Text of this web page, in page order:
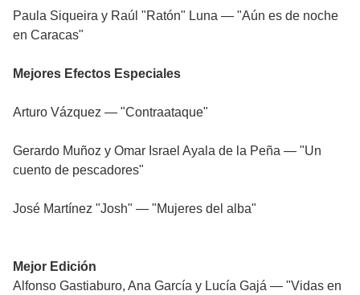
Paula Siqueira y Raúl "Ratón" Luna — "Aún es de noche
en Caracas"
Mejores Efectos Especiales
Arturo Vázquez — "Contraataque"
Gerardo Muñoz y Omar Israel Ayala de la Peña — "Un
cuento de pescadores"
José Martínez "Josh" — "Mujeres del alba"
Mejor Edición
Alfonso Gastiaburo, Ana García y Lucía Gajá — "Vidas en